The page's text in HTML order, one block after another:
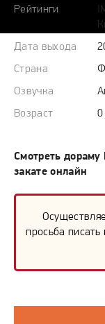
Рейтинги
Дата выхода
Страна
Озвучка
Возраст
0
Смотреть
закате онлайн
просьба